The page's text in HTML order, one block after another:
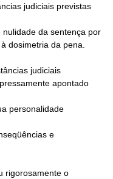
rigorosamente o